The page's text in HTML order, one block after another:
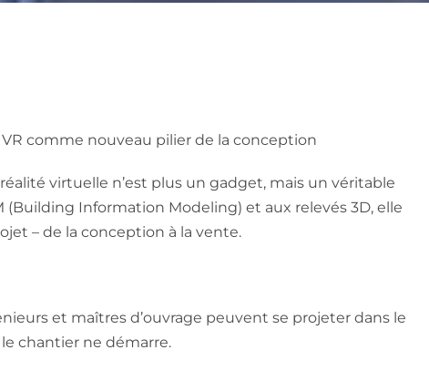
comme nouveau pilier de la conception
virtuelle n’est plus un gadget, mais un véritable
(Building Information Modeling) et aux relevés 3D, elle
– de la conception à la vente.
et maîtres d’ouvrage peuvent se projeter dans le
chantier ne démarre.